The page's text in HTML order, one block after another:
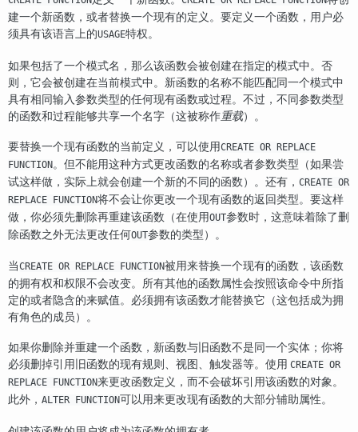
建一个新函数，或者替换一个现有的定义。要定义一个函数，用户必
须具有该语言上的USAGE特权。
如果包括了一个模式名，那么该函数会被创建在指定的模式中。否
则，它会被创建在当前模式中。新函数的名称不能匹配同一个模式中
具有相同输入参数类型的任何现有函数或过程。不过，不同参数类型
的函数和过程能够共享一个名字（这被称作重载）。
要替换一个现有函数的当前定义，可以使用CREATE OR REPLACE
FUNCTION。但不能用这种方式更改函数的名称或者参数类型（如果尝
试这样做，实际上就会创建一个新的不同的函数）。还有， CREATE OR
REPLACE FUNCTION将不会让你更改一个现有函数的返回类型。要这样
做，你必须先删除再重建该函数（在使用OUT参数时，这意味着除了删
除函数之外无法更改任何OUT参数的类型）。
当CREATE OR REPLACE FUNCTION被用来替换一个现有的函数，该函数
的拥有权和权限不会改变。所有其他的函数属性会按照该命令中所指
定的或者隐含的来赋值。必须拥有该函数才能替换它（这包括成为拥
有角色的成员）。
如果你删除并重建一个函数，新函数与旧函数不是同一个实体；你将
必须删掉引用旧函数的现有规则、视图、触发器等。使用 CREATE OR
REPLACE FUNCTION来更改函数定义，而不会破坏引用该函数的对象。
此外， ALTER FUNCTION可以用来更改现有函数的大部分辅助属性。